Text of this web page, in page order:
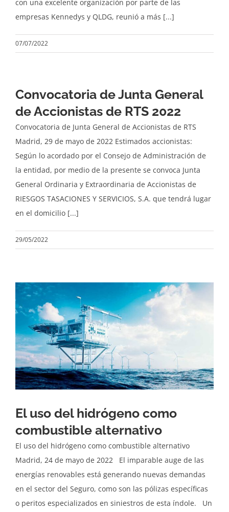
con una excelente organización por parte de las
empresas Kennedys y QLDG, reunió a más [...]
07/07/2022
Convocatoria de Junta General
de Accionistas de RTS 2022
Convocatoria de Junta General de Accionistas de RTS
Madrid, 29 de mayo de 2022 Estimados accionistas:
Según lo acordado por el Consejo de Administración de
la entidad, por medio de la presente se convoca Junta
General Ordinaria y Extraordinaria de Accionistas de
RIESGOS TASACIONES Y SERVICIOS, S.A. que tendrá lugar
en el domicilio [...]
29/05/2022
El uso del hidrógeno como
combustible alternativo
El uso del hidrógeno como combustible alternativo
Madrid, 24 de mayo de 2022 El imparable auge de las
energías renovables está generando nuevas demandas
en el sector del Seguro, como son las pólizas específicas
o peritos especializados en siniestros de esta índole. Un